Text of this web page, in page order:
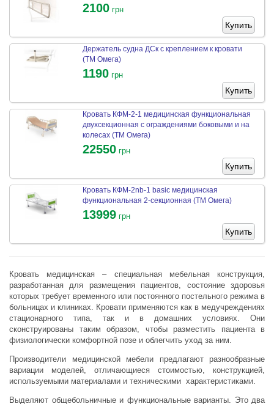
2100 грн
Купить
Держатель судна ДСк с креплением к кровати
(ТМ Омега)
1190 грн
Купить
Кровать КФМ-2-1 медицинская функциональная
двухсекционная с ограждениями боковыми и на
колесах (ТМ Омега)
22550 грн
Купить
Кровать КФМ-2nb-1 basic медицинская
функциональная 2-секционная (ТМ Омега)
13999 грн
Купить
Кровать медицинская – специальная мебельная конструкция,
разработанная для размещения пациентов, состояние здоровья
которых требует временного или постоянного постельного режима в
больницах и клиниках. Кровати применяются как в медучреждениях
стационарного типа, так и в домашних условиях. Они
сконструированы таким образом, чтобы разместить пациента в
физиологически комфортной позе и облегчить уход за ним.
Производители медицинской мебели предлагают разнообразные
вариации моделей, отличающиеся стоимостью, конструкцией,
используемыми материалами и техническими характеристиками.
Выделяют общебольничные и функциональные варианты. Это два